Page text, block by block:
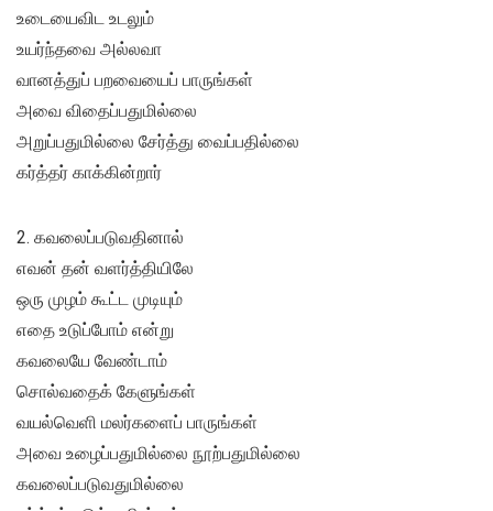
உடையைவிட உடலும்
உயர்ந்தவை அல்லவா
வானத்துப் பறவையைப் பாருங்கள்
அவை விதைப்பதுமில்லை
அறுப்பதுமில்லை சேர்த்து வைப்பதில்லை
கர்த்தர் காக்கின்றார்
2. கவலைப்படுவதினால்
எவன் தன் வளர்த்தியிலே
ஒரு முழம் கூட்ட முடியும்
எதை உடுப்போம் என்று
கவலையே வேண்டாம்
சொல்வதைக் கேளுங்கள்
வயல்வெளி மலர்களைப் பாருங்கள்
அவை உழைப்பதுமில்லை நூற்பதுமில்லை
கவலைப்படுவதுமில்லை